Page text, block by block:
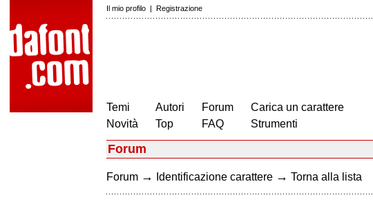
Il mio profilo | Registrazione
Temi
Novità
Autori
Top
Forum
FAQ
Carica un carattere
Strumenti
Forum
Forum → Identificazione carattere → Torna alla lista